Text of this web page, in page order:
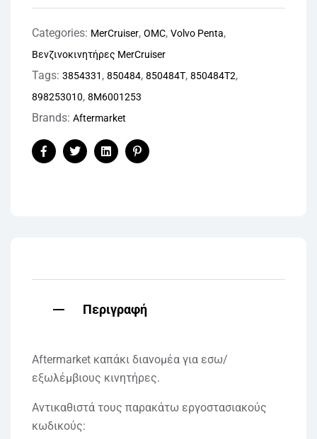
Categories: MerCruiser, OMC, Volvo Penta,
Βενζινοκινητήρες MerCruiser
Tags: 3854331 , 850484, 850484T, 850484T2,
898253010, 8M6001253
Brands: Aftermarket
FacebookTwitterLinkedinPinterest
Περιγραφή
Aftermarket καπάκι διανομέα για εσω/
εξωλέμβιους κινητήρες.
Αντικαθιστά τους παρακάτω εργοστασιακούς
κωδικούς: